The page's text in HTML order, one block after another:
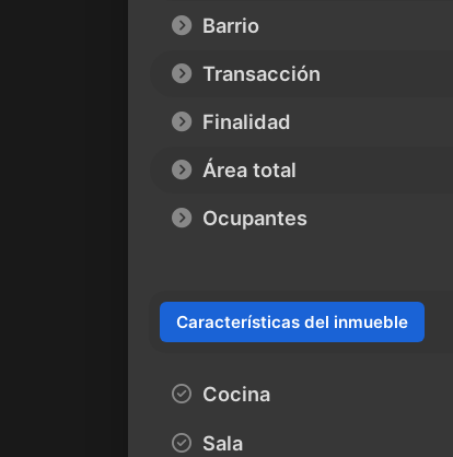
Barrio
Transacción
Finalidad
Área total
Ocupantes
Características del inmueble
Cocina
Sala